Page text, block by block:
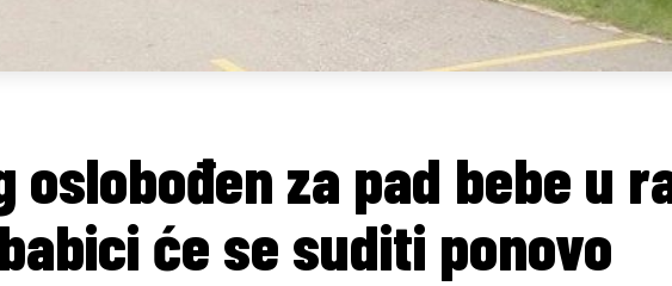
oslobođen za pad bebe u
babici će se suditi ponovo